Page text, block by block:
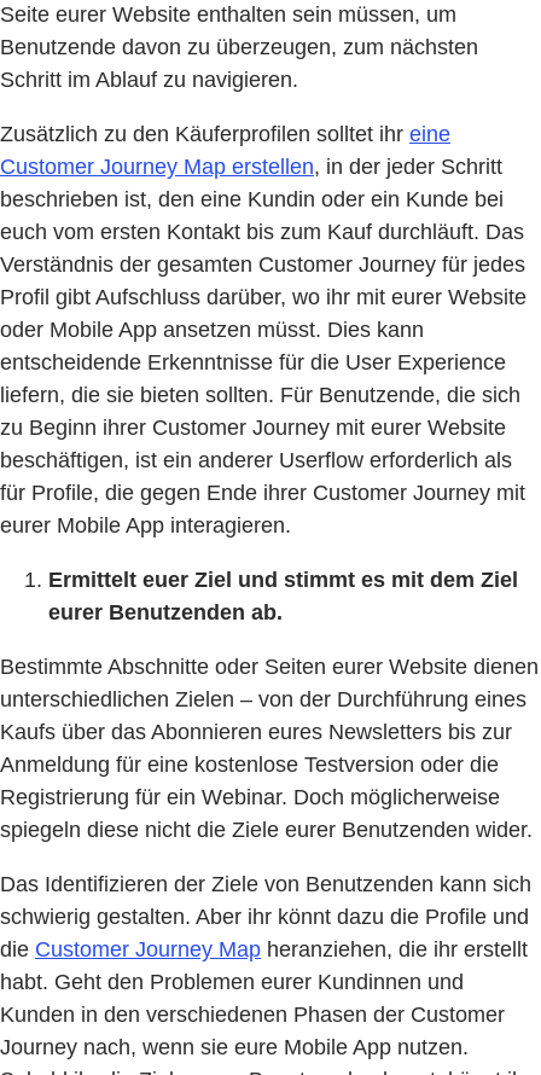
Seite eurer Website enthalten sein müssen, um
Benutzende davon zu überzeugen, zum nächsten
Schritt im Ablauf zu navigieren.
Zusätzlich zu den Käuferprofilen solltet ihr eine
Customer Journey Map erstellen, in der jeder Schritt
beschrieben ist, den eine Kundin oder ein Kunde bei
euch vom ersten Kontakt bis zum Kauf durchläuft. Das
Verständnis der gesamten Customer Journey für jedes
Profil gibt Aufschluss darüber, wo ihr mit eurer Website
oder Mobile App ansetzen müsst. Dies kann
entscheidende Erkenntnisse für die User Experience
liefern, die sie bieten sollten. Für Benutzende, die sich
zu Beginn ihrer Customer Journey mit eurer Website
beschäftigen, ist ein anderer Userflow erforderlich als
für Profile, die gegen Ende ihrer Customer Journey mit
eurer Mobile App interagieren.
Ermittelt euer Ziel und stimmt es mit dem Ziel
eurer Benutzenden ab.
Bestimmte Abschnitte oder Seiten eurer Website dienen
unterschiedlichen Zielen – von der Durchführung eines
Kaufs über das Abonnieren eures Newsletters bis zur
Anmeldung für eine kostenlose Testversion oder die
Registrierung für ein Webinar. Doch möglicherweise
spiegeln diese nicht die Ziele eurer Benutzenden wider.
Das Identifizieren der Ziele von Benutzenden kann sich
schwierig gestalten. Aber ihr könnt dazu die Profile und
die Customer Journey Map heranziehen, die ihr erstellt
habt. Geht den Problemen eurer Kundinnen und
Kunden in den verschiedenen Phasen der Customer
Journey nach, wenn sie eure Mobile App nutzen.